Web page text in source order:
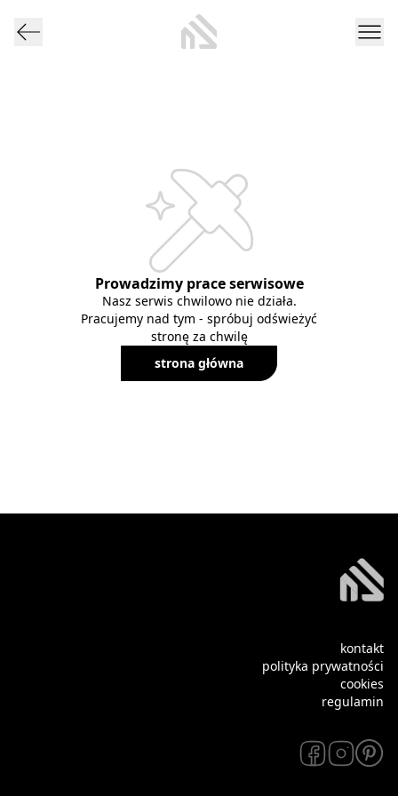
Prowadzimy prace serwisowe
Nasz serwis chwilowo nie działa.
Pracujemy nad tym - spróbuj odświeżyć
stronę za chwilę
strona główna
kontakt
polityka prywatności
cookies
regulamin